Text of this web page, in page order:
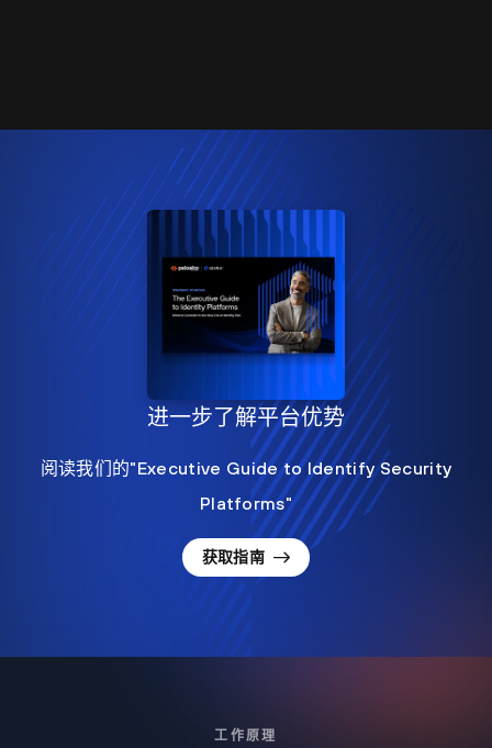
进一步了解平台优势
阅读我们的"Executive Guide to Identify Security
Platforms"
获取指南
工作原理